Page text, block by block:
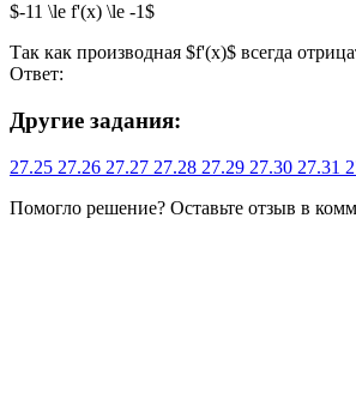
$-11 \le f'(x) \le -1$
Так как производная $f'(x)$ всегда
Ответ:
Другие задания:
27.25 27.26 27.27 27.28 27.29 27.30 27.31
Помогло решение? Оставьте отзыв в